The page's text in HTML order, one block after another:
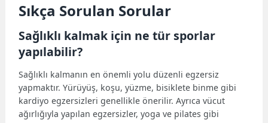
Sıkça Sorulan Sorular
Sağlıklı kalmak için ne tür sporlar
yapılabilir?
Sağlıklı kalmanın en önemli yolu düzenli egzersiz
yapmaktır. Yürüyüş, koşu, yüzme, bisiklete binme gibi
kardiyo egzersizleri genellikle önerilir. Ayrıca vücut
ağırlığıyla yapılan egzersizler, yoga ve pilates gibi